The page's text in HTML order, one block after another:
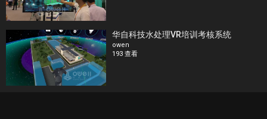
华自科技水处理VR培训考核系统
owen
193 查看